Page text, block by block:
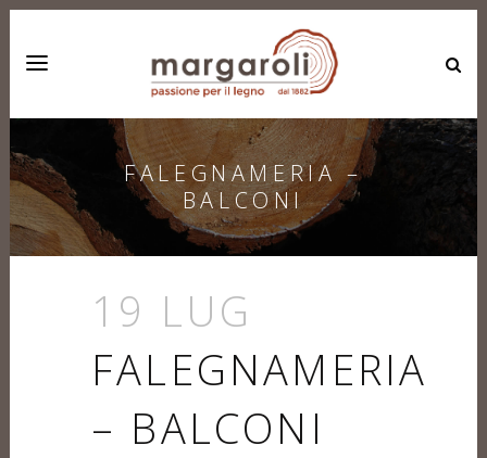
FALEGNAMERIA –
BALCONI
19 LUG
FALEGNAMERIA
– BALCONI